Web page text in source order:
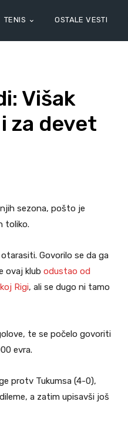
TENIS OSTALE VESTI
Višak
za devet
sezona, pošto je
toliko.
Govorilo se da ga
ovaj klub odustao od
Rigi, ali se dugo ni tamo
te se počelo govoriti
evra.
protv Tukumsa (4-0),
a zatim upisavši još